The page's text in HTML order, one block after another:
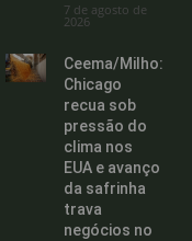
7 de agosto de
2026
Ceema/Milho:
Chicago
recua sob
pressão do
clima nos
EUA e avanço
da safrinha
trava
negócios no